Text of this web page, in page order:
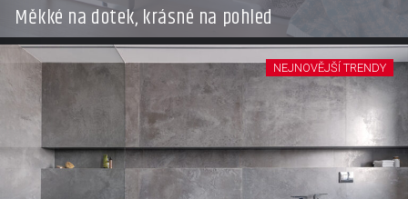
Měkké na dotek, krásné na pohled
NEJNOVĚJŠÍ TRENDY